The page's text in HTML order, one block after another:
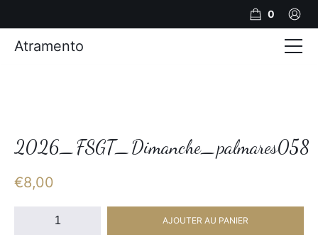
2026_FSGT_Dimanche_palmares058
€8,00
quantité
AJOUTER AU PANIER
0
Atramento
Photos